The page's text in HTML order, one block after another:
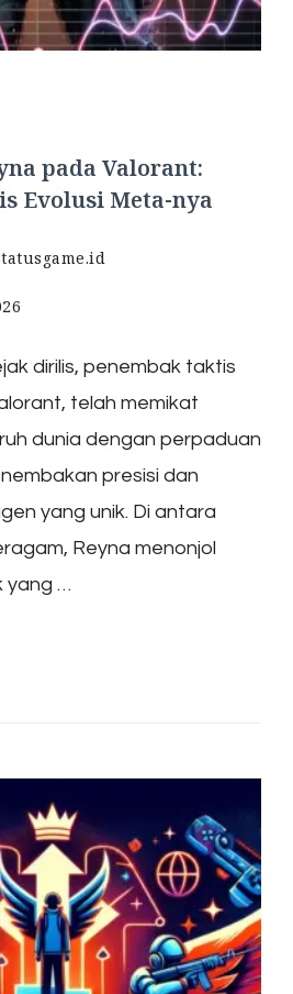
pada Valorant:
Evolusi Meta-nya
dirilis, penembak taktis
telah memikat
dunia dengan perpaduan
presisi dan
yang unik. Di antara
Reyna menonjol
yang …